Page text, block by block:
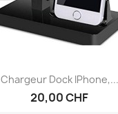
Chargeur Dock IPhone,...
20,00 CHF